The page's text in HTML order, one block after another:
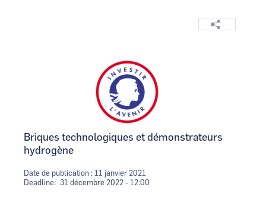
Briques technologiques et démonstrateurs
hydrogène
Date de publication : 11 janvier 2021
Deadline
31 décembre 2022 - 12:00